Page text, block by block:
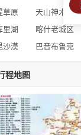
草原
天山神木园
里湖
喀什老城区
沙漠
巴音布鲁克
程地图